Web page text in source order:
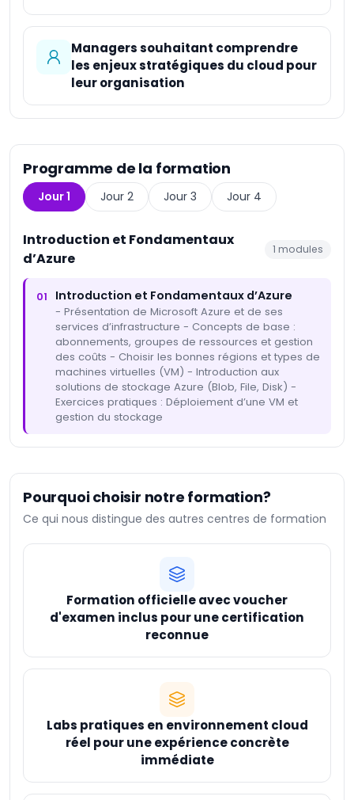
Managers souhaitant comprendre
les enjeux stratégiques du cloud pour
leur organisation
Programme de la formation
Jour 1 Jour 2 Jour 3 Jour 4
Introduction et Fondamentaux
d’Azure
1 modules
01 Introduction et Fondamentaux d’Azure
- Présentation de Microsoft Azure et de ses
services d’infrastructure - Concepts de base :
abonnements, groupes de ressources et gestion
des coûts - Choisir les bonnes régions et types de
machines virtuelles (VM) - Introduction aux
solutions de stockage Azure (Blob, File, Disk) -
Exercices pratiques : Déploiement d’une VM et
gestion du stockage
Pourquoi choisir notre formation?
Ce qui nous distingue des autres centres de formation
Formation officielle avec voucher
d'examen inclus pour une certification
reconnue
Labs pratiques en environnement cloud
réel pour une expérience concrète
immédiate